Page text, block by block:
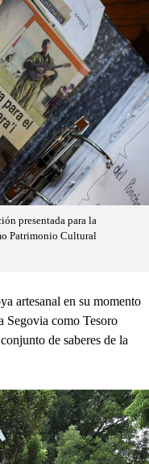
presentada para la
Patrimonio Cultural
artesanal en su momento
Segovia como Tesoro
de saberes de la